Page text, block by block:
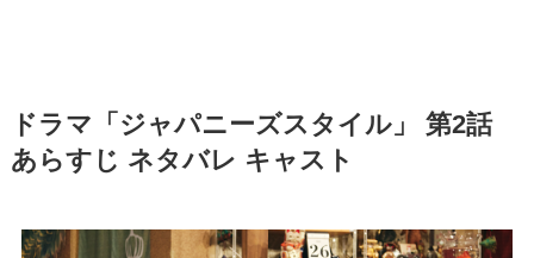
ドラマ「ジャパニーズスタイル」 第2話
あらすじ ネタバレ キャスト